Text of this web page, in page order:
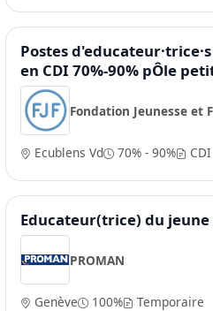
Postes
en CDI 70%-90% pÔle
Fondation Jeunesse et
Ecublens Vd 70% - 90% CDI
Educateur(trice) du
PROMAN
Genève 100% Temporaire